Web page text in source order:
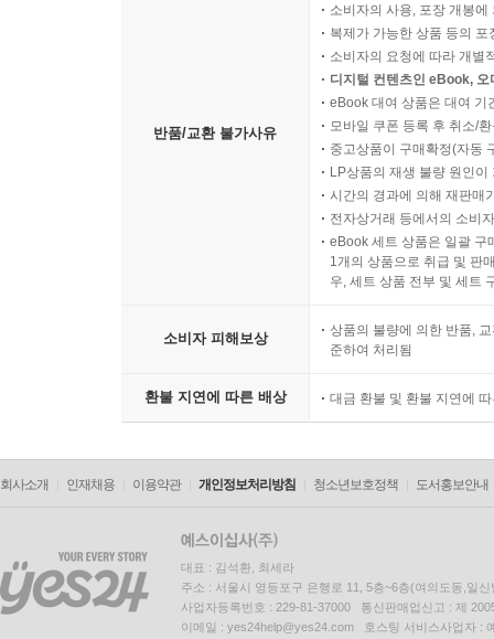
반품/교환 불가사유
소비자의 사용, 포장 개봉
복제가 가능한 상품 등의
소비자의 요청에 따라 개별
디지털 컨텐츠인 eBook,
eBook 대여 상품은 대여 기
모바일 쿠폰 등록 후 취소/
중고상품이 구매확정(자동
LP상품의 재생 불량 원인
시간의 경과에 의해 재판매
전자상거래 등에서의 소비
eBook 세트 상품은 일괄 구
1개의 상품으로 취급 및 판
우, 세트 상품 전부 및 세트
소비자 피해보상
상품의 불량에 의한 반품,
준하여 처리됨
환불 지연에 따른 배상 대금 환불 및 환불 지연에
회사소개 인재채용 이용약관 개인정보처리방침 청소년보호정책 도서홍보안내
대표 : 김석환, 최세라
주소 : 서울시 영등포구 은행로 11, 5층~6층(여의도동,일신
사업자등록번호 : 229-81-37000 통신판매업신고 : 제
이메일 : yes24help@yes24.com 호스팅 서비스사업자 :